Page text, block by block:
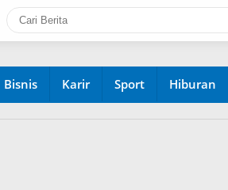
Bisnis Karir Sport Hiburan